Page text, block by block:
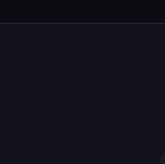
Crítica